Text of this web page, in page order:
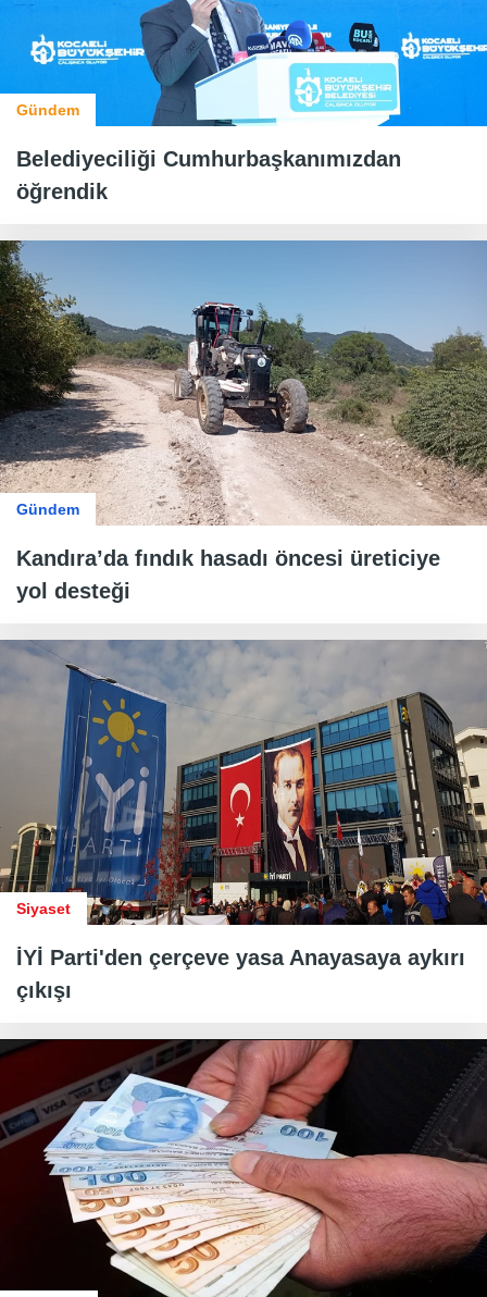
Gündem
Belediyeciliği Cumhurbaşkanımızdan
öğrendik
Gündem
Kandıra’da fındık hasadı öncesi üreticiye
yol desteği
Siyaset
İYİ Parti'den çerçeve yasa Anayasaya aykırı
çıkışı